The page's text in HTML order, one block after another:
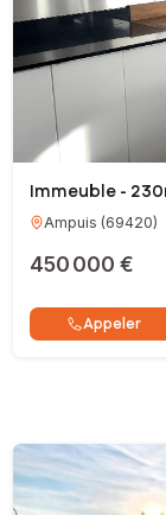
Immeuble -
Ampuis (69420)
450 000 €
Appeler